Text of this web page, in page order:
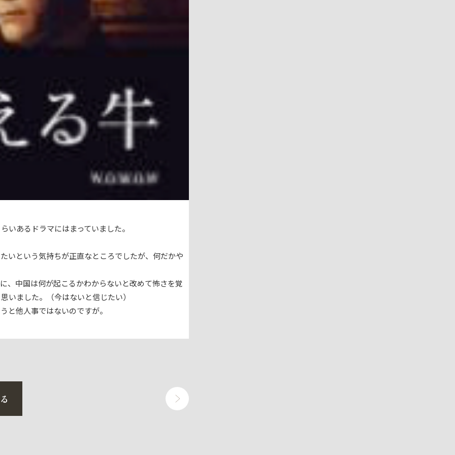
いあるドラマにはまっていました。
いという気持ちが正直なところでしたが、何だかや
、中国は何が起こるかわからないと改めて怖さを覚
いました。（今はないと信じたい）
と他人事ではないのですが。